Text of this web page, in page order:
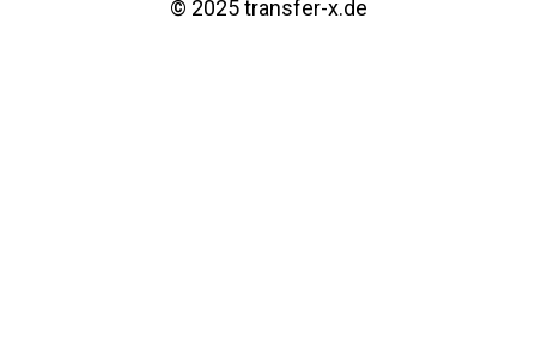
© 2025 transfer-x.de